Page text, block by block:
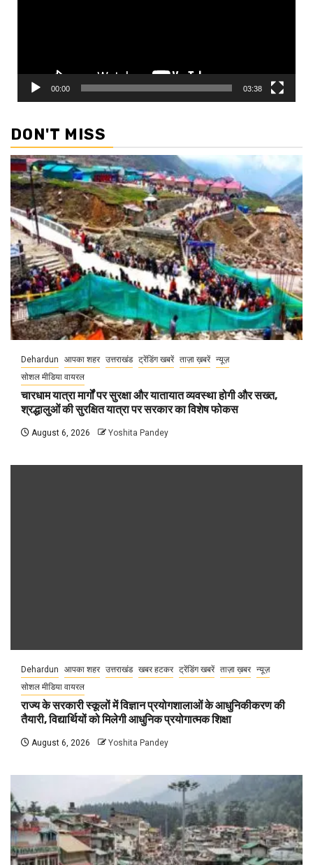
00:00 03:38
DON'T MISS
Dehardun आपका शहर उत्तराखंड ट्रेंडिंग खबरें ताज़ा ख़बरें न्यूज़
सोशल मीडिया वायरल
चारधाम यात्रा मार्गों पर सुरक्षा और यातायात व्यवस्था होगी और सख्त,
श्रद्धालुओं की सुरक्षित यात्रा पर सरकार का विशेष फोकस
August 6, 2026 Yoshita Pandey
Dehardun आपका शहर उत्तराखंड खबर हटकर ट्रेंडिंग खबरें ताज़ा ख़बर न्यूज़
सोशल मीडिया वायरल
राज्य के सरकारी स्कूलों में विज्ञान प्रयोगशालाओं के आधुनिकीकरण की
तैयारी, विद्यार्थियों को मिलेगी आधुनिक प्रयोगात्मक शिक्षा
August 6, 2026 Yoshita Pandey